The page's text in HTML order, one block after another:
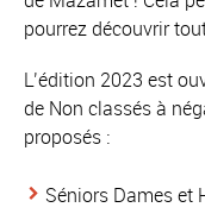
pourrez découvrir
L’édition 2023 est
de Non classés à
proposés :
Séniors Dames et